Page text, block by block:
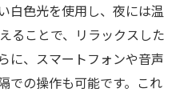
白色光を使用し、夜には温
ることで、リラックスした
に、スマートフォンや音声
での操作も可能です。これ